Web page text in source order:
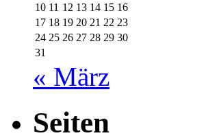
10 11 12 13 14 15 16
17 18 19 20 21 22 23
24 25 26 27 28 29 30
31
« März
Seiten